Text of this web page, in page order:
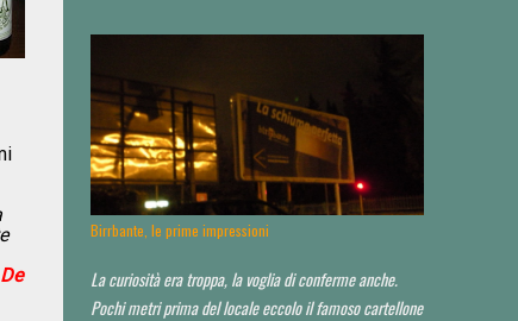
De
Birrbante, le prime impressioni
La curiosità era troppa, la voglia di conferme anche.
Pochi metri prima del locale eccolo il famoso cartellone